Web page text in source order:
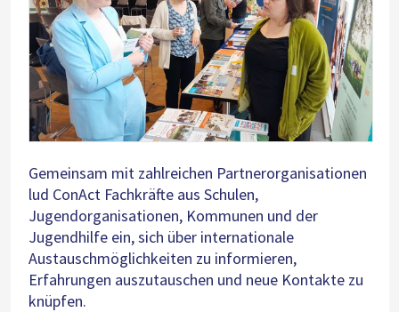
Gemeinsam mit zahlreichen Partnerorganisationen
lud ConAct Fachkräfte aus Schulen,
Jugendorganisationen, Kommunen und der
Jugendhilfe ein, sich über internationale
Austauschmöglichkeiten zu informieren,
Erfahrungen auszutauschen und neue Kontakte zu
knüpfen.